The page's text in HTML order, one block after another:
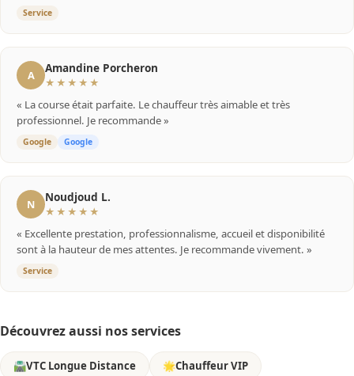
Service
A Amandine Porcheron
★★★★★
« La course était parfaite. Le chauffeur très aimable et très
professionnel. Je recommande »
Google Google
N Noudjoud L.
★★★★★
« Excellente prestation, professionnalisme, accueil et disponibilité
sont à la hauteur de mes attentes. Je recommande vivement. »
Service
Découvrez aussi nos services
🛣️VTC Longue Distance 🌟Chauffeur VIP